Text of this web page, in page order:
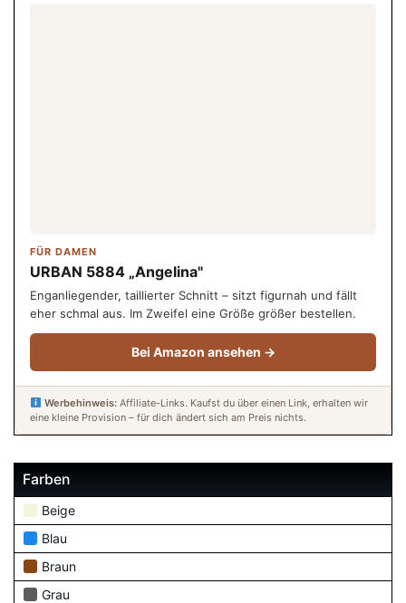
FÜR DAMEN
URBAN 5884 „Angelina"
Enganliegender, taillierter Schnitt – sitzt figurnah und fällt
eher schmal aus. Im Zweifel eine Größe größer bestellen.
Bei Amazon ansehen →
Werbehinweis:Affiliate-Links. Kaufst du über einen Link, erhalten wir
eine kleine Provision – für dich ändert sich am Preis nichts.
Farben
Beige
Blau
Braun
Grau